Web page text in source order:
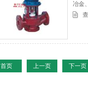
冶金
在国
首页 上一页 下一页